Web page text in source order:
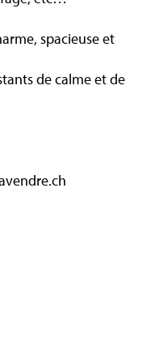
spacieuse et
de calme et de